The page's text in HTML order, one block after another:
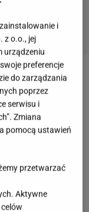
i
z o.o., jej
urządzeniu
preferencje
do zarządzania
poprzez
serwisu i
Zmiana
pomocą ustawień
przetwarzać
Aktywne